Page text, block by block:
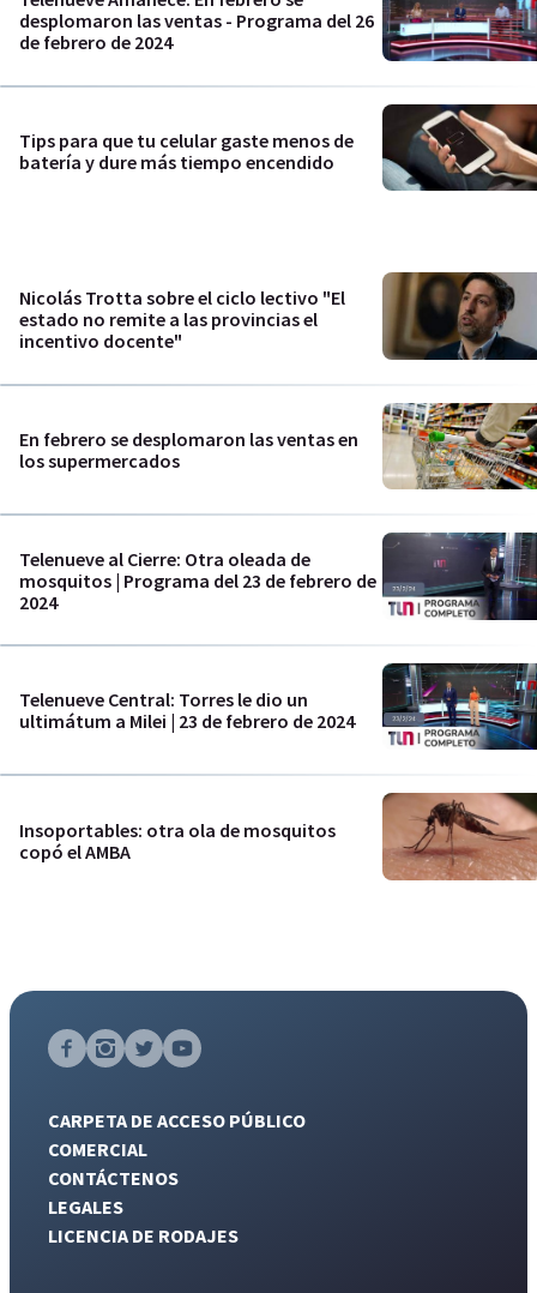
desplomaron las ventas - Programa del 26
de febrero de 2024
Tips para que tu celular gaste menos de
batería y dure más tiempo encendido
Nicolás Trotta sobre el ciclo lectivo "El
estado no remite a las provincias el
incentivo docente"
En febrero se desplomaron las ventas en
los supermercados
Telenueve al Cierre: Otra oleada de
mosquitos | Programa del 23 de febrero de
2024
Telenueve Central: Torres le dio un
ultimátum a Milei | 23 de febrero de 2024
Insoportables: otra ola de mosquitos
copó el AMBA
CARPETA DE ACCESO PÚBLICO
COMERCIAL
CONTÁCTENOS
LEGALES
LICENCIA DE RODAJES